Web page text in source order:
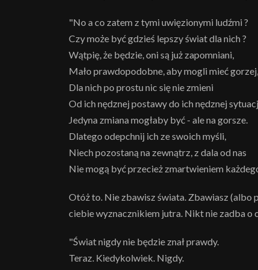
"No a co zatem z tymi uwięzionymi ludźmi ?
Czy może być gdzieś lepszy świat dla nich ?
Wątpię, że będzie, oni są już zapomniani,
Mało prawdopodobne, aby mogli mieć gorzej,
Dla nich po prostu nic się nie zmieni
Od ich nędznej postawy do ich nędznej
Jedyna zmiana mogłaby być - ale na gorsze.
Dlatego odepchnij ich ze swoich myśli,
Niech pozostaną na zewnątrz, z dala od nas
Nie mogą być przecież zmartwieniem
Otóż to. Nie zbawisz świata. Zbawiasz (albo
ciebie wyznacznikiem jutra. Nikt nie zadba o
"Świat nigdy nie będzie znał prawdy.
Teraz. Kiedykolwiek. Nigdy.